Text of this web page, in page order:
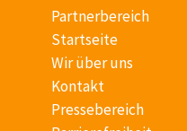
Partnerbereich
Startseite
Wir über uns
Kontakt
Pressebereich